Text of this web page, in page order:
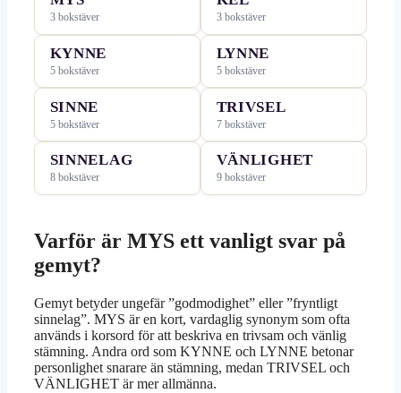
3 bokstäver 3 bokstäver
KYNNE
5 bokstäver
LYNNE
5 bokstäver
SINNE
5 bokstäver
TRIVSEL
7 bokstäver
SINNELAG
8 bokstäver
VÄNLIGHET
9 bokstäver
Varför är MYS ett vanligt svar på
gemyt?
Gemyt betyder ungefär ”godmodighet” eller ”fryntligt
sinnelag”. MYS är en kort, vardaglig synonym som ofta
används i korsord för att beskriva en trivsam och vänlig
stämning. Andra ord som KYNNE och LYNNE betonar
personlighet snarare än stämning, medan TRIVSEL och
VÄNLIGHET är mer allmänna.